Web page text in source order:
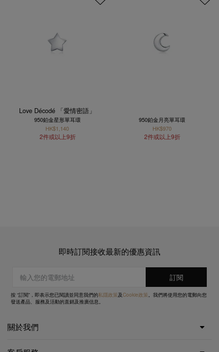
Love Décodé 「愛情密語」
950鉑金星形單耳環
HK$1,140
2件或以上9折
950鉑金月亮單耳環
HK$970
2件或以上9折
即時訂閱接收最新的優惠資訊
按 “訂閱”，即表示您已閱讀並同意我們的私隱政策及Cookie政策。我們將使用您的電郵向您
發送產品、服務及活動的直銷及推廣信息。
關於我們